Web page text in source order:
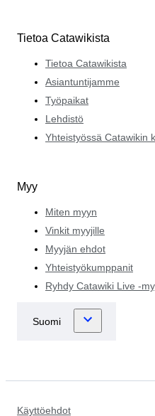
Tietoa Catawikista
Tietoa Catawikista
Asiantuntijamme
Työpaikat
Lehdistö
Yhteistyössä Catawikin
Myy
Miten myyn
Vinkit myyjille
Myyjän ehdot
Yhteistyökumppanit
Ryhdy Catawiki Live -
Käyttöehdot